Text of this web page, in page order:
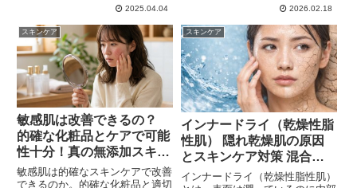
除・排出）によって活かされてい
ます。複数のミネラルが関わり、
働いているので単一ミネラルだけ
の飲用はおススメしません。
2025.04.04
ネラル入浴による積極的な全身ス
キンケアが必要。塩水湖グレイト
ソルトレイク由来でマグネシウム
100,000mg/1L以上含有し、78種
ミネラルのイオン化ミネラル入浴
用液「美温浴マルチミネラル
70」がおススメ。
2026.02.18
スキンケア
敏感肌は改善できるの？
的確な化粧品とケアで可能
性十分！真の無添加スキン
ケアで徹底アプローチ
敏感肌は的確なスキンケアで改善
できるのか。的確な化粧品と適切
スキンケア
インナードライ（乾燥性脂
性肌） 隠れ乾燥肌の原因
とスキンケア対策 混合肌
とは違う
インナードライ（乾燥性脂性肌）